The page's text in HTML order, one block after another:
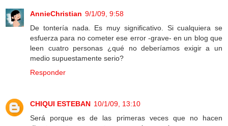
AnnieChristian 9/1/09, 9:58
De tontería nada. Es muy significativo. Si cualquiera se
esfuerza para no cometer ese error -grave- en un blog que
leen cuatro personas ¿qué no deberíamos exigir a un
medio supuestamente serio?
Responder
CHIQUI ESTEBAN 10/1/09, 13:10
Será porque es de las primeras veces que no hacen